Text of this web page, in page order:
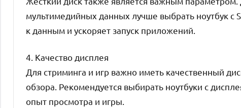
мультимедийных данных лучше выбрать ноутбук с
к данным и ускоряет запуск приложений.
4. Качество дисплея
Для стриминга и игр важно иметь качественный
обзора. Рекомендуется выбирать ноутбуки с
опыт просмотра и игры.